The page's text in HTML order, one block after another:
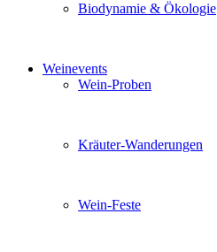
Biodynamie & Ökologie
Weinevents
Wein-Proben
Kräuter-Wanderungen
Wein-Feste